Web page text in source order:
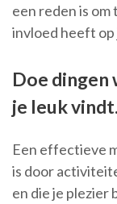
een reden is
invloed heeft
Doe dingen
je leuk vindt.
Een effectieve
is door
en die je plezier